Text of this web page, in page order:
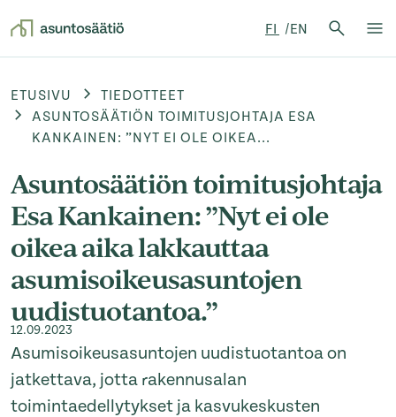
FI EN
Hae:
ETUSIVU
TIEDOTTEET
ASUNTOSÄÄTIÖN TOIMITUSJOHTAJA ESA
KANKAINEN: ”NYT EI OLE OIKEA...
Asuntosäätiön toimitusjohtaja
Esa Kankainen: ”Nyt ei ole
oikea aika lakkauttaa
asumisoikeusasuntojen
uudistuotantoa.”
12.09.2023
Asumisoikeusasuntojen uudistuotantoa on
jatkettava, jotta rakennusalan
toimintaedellytykset ja kasvukeskusten